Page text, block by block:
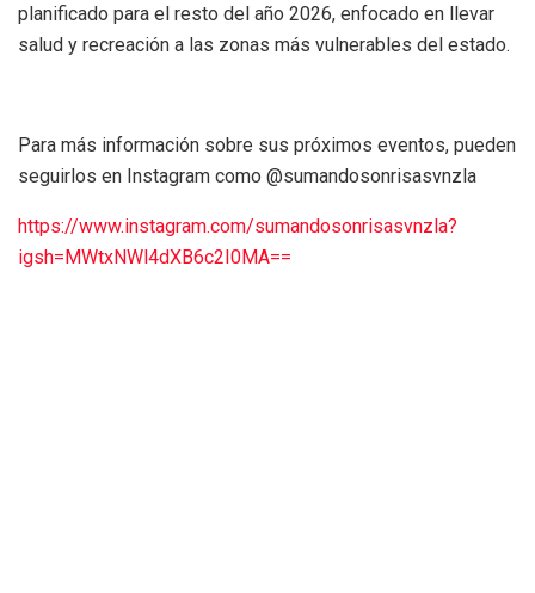
planificado para el resto del año 2026, enfocado en llevar
salud y recreación a las zonas más vulnerables del estado.
​Para más información sobre sus próximos eventos, pueden
seguirlos en Instagram como @sumandosonrisasvnzla
https://www.instagram.com/sumandosonrisasvnzla?
igsh=MWtxNWl4dXB6c2I0MA==